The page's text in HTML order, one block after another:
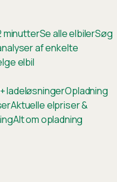
minutterSe alle elbilerSøg
af enkelte
elbil
ladeløsningerOpladning
Aktuelle elpriser &
Alt om opladning